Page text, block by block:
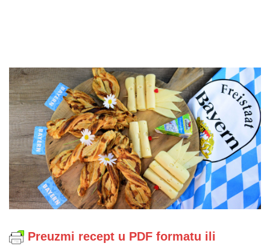
Preuzmi recept u PDF formatu ili